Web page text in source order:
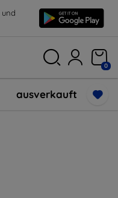
und
0
ausverkauft